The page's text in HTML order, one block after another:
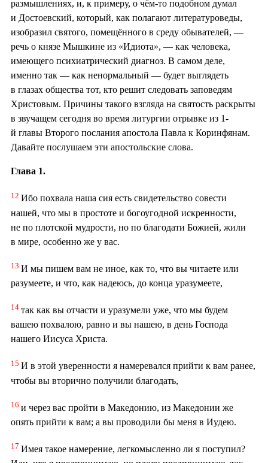
размышлениях, и, к примеру, о чём-то подобном думал
и Достоевский, который, как полагают литературоведы,
изобразил святого, помещённого в среду обывателей, —
речь о князе Мышкине из «Идиота», — как человека,
имеющего психиатрический диагноз. В самом деле,
именно так — как ненормальный — будет выглядеть
в глазах общества тот, кто решит следовать заповедям
Христовым. Причины такого взгляда на святость раскрыты
в звучащем сегодня во время литургии отрывке из 1-
й главы Второго послания апостола Павла к Коринфянам.
Давайте послушаем эти апостольские слова.
Глава 1.
12 Ибо похвала наша сия есть свидетельство совести
нашей, что мы в простоте и богоугодной искренности,
не по плотской мудрости, но по благодати Божией, жили
в мире, особенно же у вас.
13 И мы пишем вам не иное, как то, что вы читаете или
разумеете, и что, как надеюсь, до конца уразумеете,
14 так как вы отчасти и уразумели уже, что мы будем
вашею похвалою, равно и вы нашею, в день Господа
нашего Иисуса Христа.
15 И в этой уверенности я намеревался прийти к вам ранее,
чтобы вы вторично получили благодать,
16 и через вас пройти в Македонию, из Македонии же
опять прийти к вам; а вы проводили бы меня в Иудею.
17 Имея такое намерение, легкомысленно ли я поступил?